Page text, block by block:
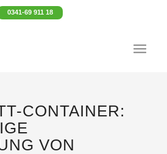
0341-69 911 18
CONTAINER:
VON